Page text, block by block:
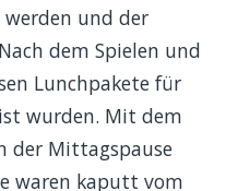
und der
dem Spielen und
Lunchpakete für
wurden. Mit dem
der Mittagspause
waren kaputt vom